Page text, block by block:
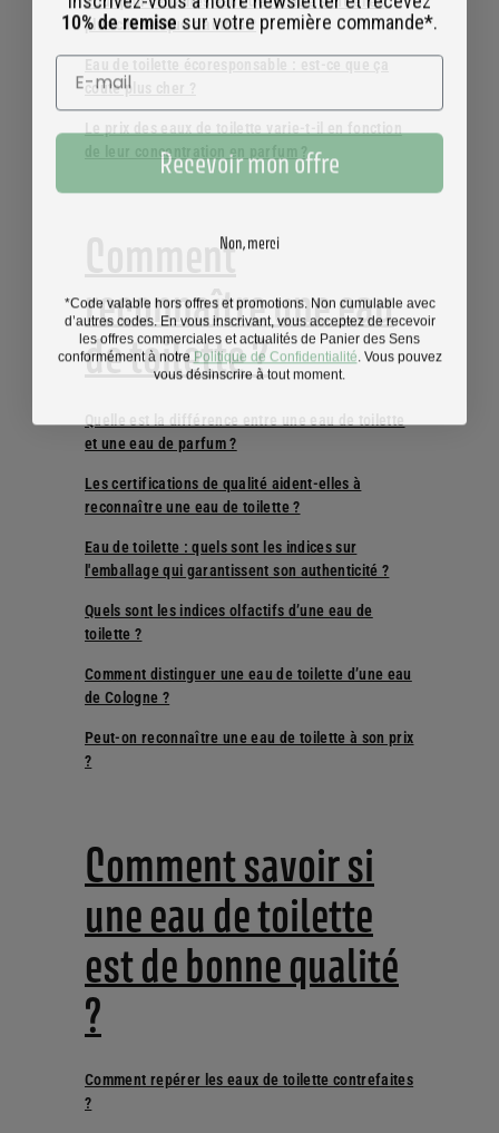
plus chères que d'autres ?
coûte plus cher ?
de leur concentration en parfum ?
Comment
reconnaître une eau
de toilette ?
et une eau de parfum ?
Les certifications de qualité aident-elles à
reconnaître une eau de toilette ?
Eau de toilette : quels sont les indices sur
l'emballage qui garantissent son authenticité ?
Quels sont les indices olfactifs d’une eau de
toilette ?
Comment distinguer une eau de toilette d’une eau
de Cologne ?
Peut-on reconnaître une eau de toilette à son prix
?
Comment savoir si
une eau de toilette
est de bonne qualité
?
Comment repérer les eaux de toilette contrefaites
?
10% de remisesur votre première commande*.
Recevoir mon offre
Non, merci
*Code valable hors offres et promotions. Non cumulable avec
d’autres codes. En vous inscrivant, vous acceptez de recevoir
les offres commerciales et actualités de Panier des Sens
conformément à notre Politique de Confidentialité . Vous pouvez
vous désinscrire à tout moment.